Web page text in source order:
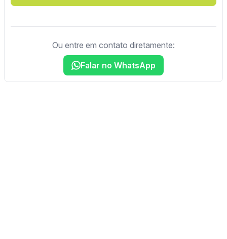
Ou entre em contato diretamente:
Falar no WhatsApp